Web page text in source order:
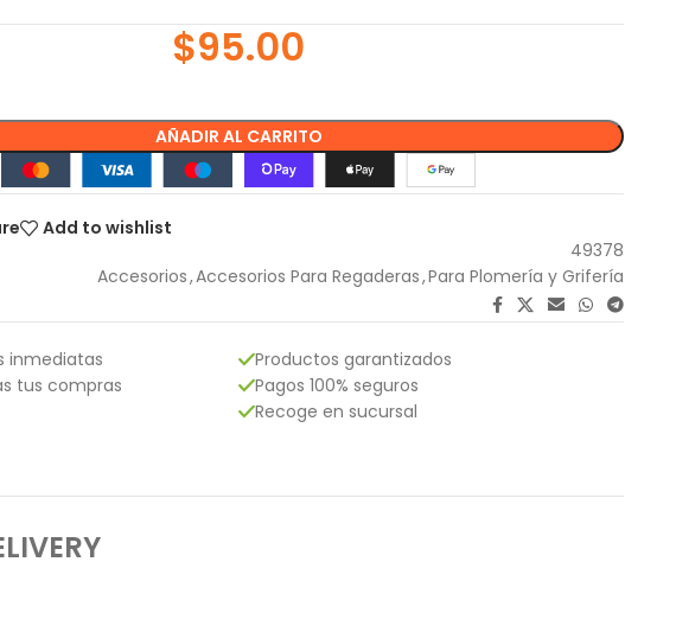
$95.00
AÑADIR AL CARRITO
Add to wishlist
49378
Accesorios,Accesorios Para Regaderas,Para Plomería y Grifería
inmediatas
tus compras
Productos garantizados
Pagos 100% seguros
Recoge en sucursal